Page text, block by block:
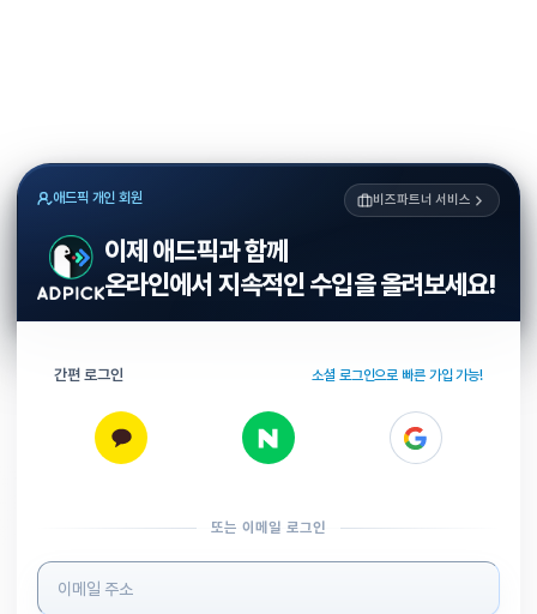
애드픽 개인 회원 비즈파트너 서비스
이제 애드픽과 함께
온라인에서 지속적인 수입을 올려보세요!
간편 로그인 소셜 로그인으로 빠른 가입 가능!
또는 이메일 로그인
로그인 정보 입력